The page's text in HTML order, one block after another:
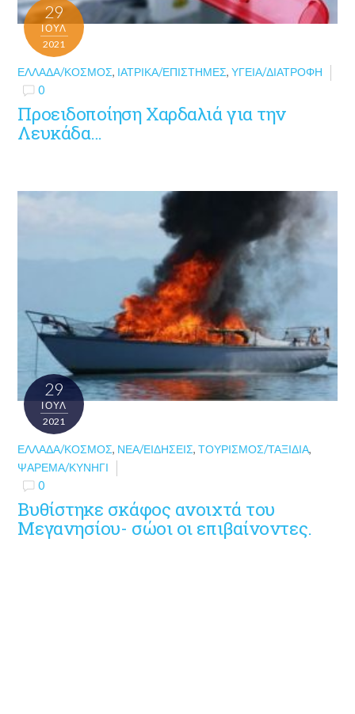
29
ΙΟΎΛ
2021
ΕΛΛΆΔΑ/ΚΌΣΜΟΣ, ΙΑΤΡΙΚΆ/ΕΠΙΣΤΉΜΕΣ,ΥΓΕΊΑ/ΔΙΑΤΡΟΦΉ
0
Προειδοποίηση Χαρδαλιά για την
Λευκάδα…
29
ΙΟΎΛ
2021
ΕΛΛΆΔΑ/ΚΌΣΜΟΣ, ΝΈΑ/ΕΙΔΉΣΕΙΣ,ΤΟΥΡΙΣΜΌΣ/ΤΑΞΊΔΙΑ,
ΨΆΡΕΜΑ/ΚΥΝΉΓΙ
0
Βυθίστηκε σκάφος ανοιχτά του
Μεγανησίου- σώοι οι επιβαίνοντες.